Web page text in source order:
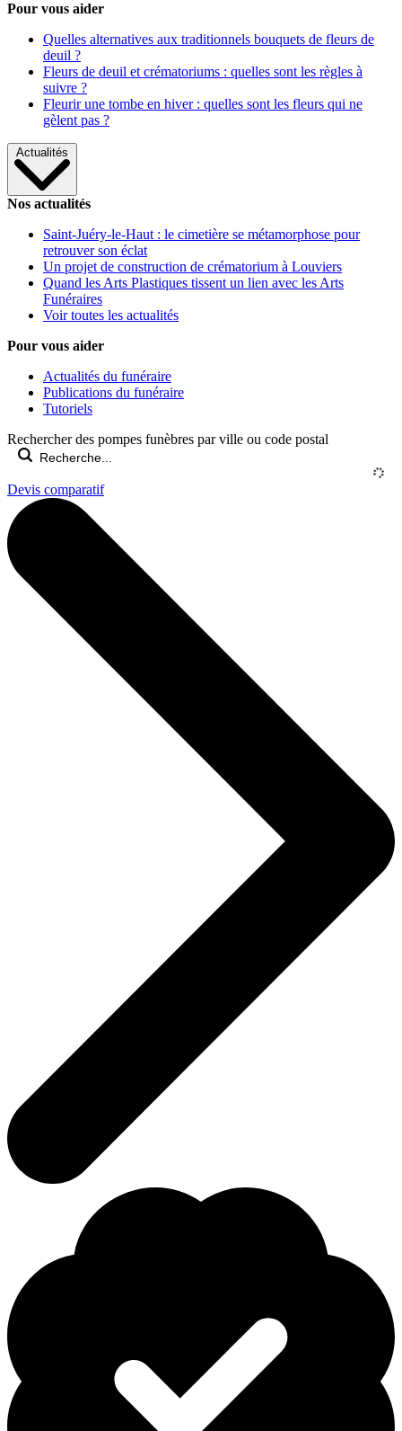
Pour vous aider
Quelles alternatives aux traditionnels bouquets de fleurs de
deuil ?
Fleurs de deuil et crématoriums : quelles sont les règles à
suivre ?
Fleurir une tombe en hiver : quelles sont les fleurs qui ne
gèlent pas ?
Actualités
Nos actualités
Saint-Juéry-le-Haut : le cimetière se métamorphose pour
retrouver son éclat
Un projet de construction de crématorium à Louviers
Quand les Arts Plastiques tissent un lien avec les Arts
Funéraires
Voir toutes les actualités
Pour vous aider
Actualités du funéraire
Publications du funéraire
Tutoriels
Rechercher des pompes funèbres par ville ou code postal
Devis comparatif